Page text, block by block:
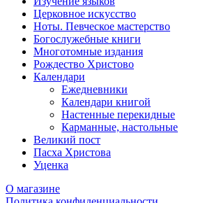
Церковное искусство
Ноты. Певческое мастерство
Богослужебные книги
Многотомные издания
Рождество Христово
Календари
Ежедневники
Календари книгой
Настенные перекидные
Карманные, настольные
Великий пост
Пасха Христова
Уценка
О магазине